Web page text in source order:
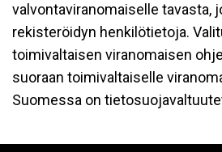
valvontaviranomaiselle tavasta,
rekisteröidyn henkilötietoja.
toimivaltaisen viranomaisen
suoraan toimivaltaiselle
Suomessa on